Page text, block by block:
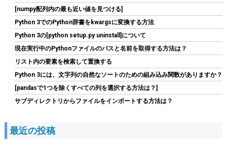
シリコンパワー ノートPC用メモリ DDR4-3200 (PC4-25600)
8GB×2枚 (16GB) 260Pin 1.2V CL22 SP016GBSFU320B22
(543390) GBP 82.44
こちら
[numpy配列内の最も近い値を見つける]
Python 3でのPython辞書をkwargsに変換する方法
Python 3の[python setup.py uninstall]について
現在実行中のPythonファイルのパスと名前を取得する方法は？
リスト内の要素を検索して置換する
Python 3には、文字列の自然なソートのための組み込み関数がありますか？
[pandasで1つを除くすべての列を選択する方法は？]
サブディレクトリからファイルをインポートする方法は？
最近の投稿